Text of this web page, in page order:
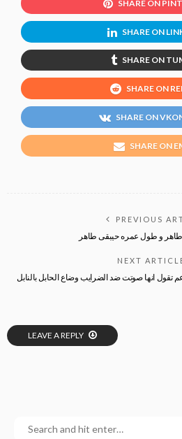
SHARE ON
SHARE ON
SHARE ON
SHARE ON
SHARE ON
SHARE ON
PREVIOUS
طاهر و طول عمره حيبقى طاهر
NEXT
انها صوتت ضد الضرايب وضاع الحابل بالنابل
LEAVE A REPLY